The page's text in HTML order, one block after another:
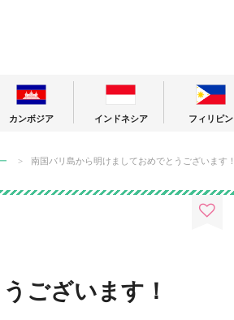
カンボジア インドネシア フィリピン
南国バリ島から明けましておめでとうございます！
ございます！